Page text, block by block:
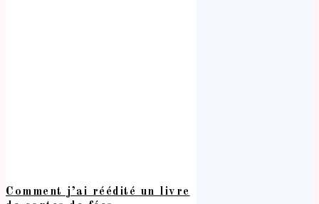
Comment j’ai réédité un livre